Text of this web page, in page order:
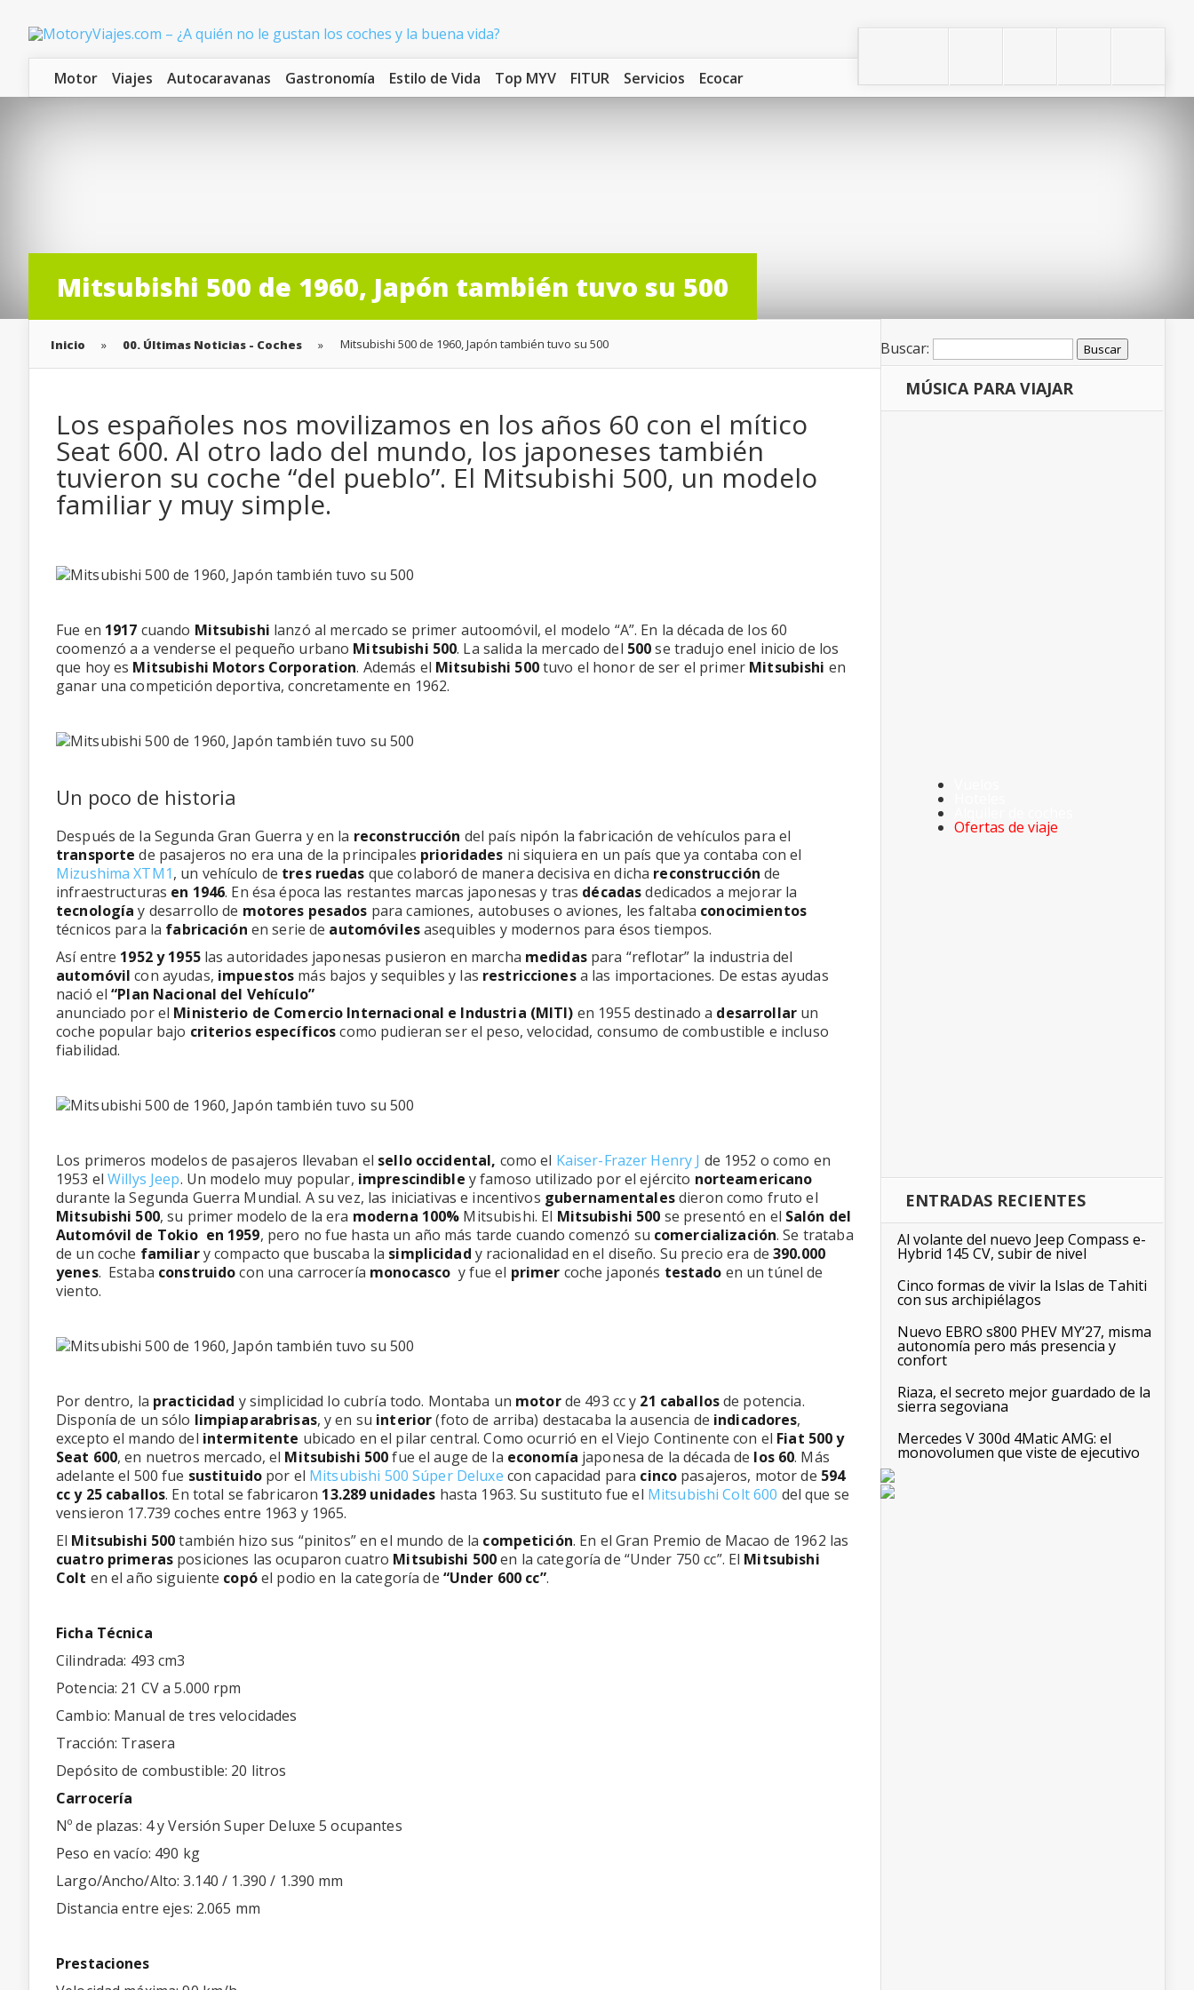
Motor Viajes Autocaravanas Gastronomía Estilo de Vida Top MYV FITUR Servicios Ecocar
Mitsubishi 500 de 1960, Japón también tuvo su 500
Inicio » 00. Últimas Noticias - Coches » Mitsubishi 500 de 1960, Japón también tuvo su 500
Los españoles nos movilizamos en los años 60 con el mítico
Seat 600. Al otro lado del mundo, los japoneses también
tuvieron su coche “del pueblo”. El Mitsubishi 500, un modelo
familiar y muy simple.
Fue en 1917 cuando Mitsubishi lanzó al mercado se primer autoomóvil, el modelo “A”. En la década de los 60
coomenzó a a venderse el pequeño urbano Mitsubishi 500. La salida la mercado del 500se tradujo enel inicio de los
que hoy es Mitsubishi Motors Corporation. Además el Mitsubishi 500tuvo el honor de ser el primer Mitsubishi en
ganar una competición deportiva, concretamente en 1962.
Un poco de historia
Después de la Segunda Gran Guerra y en la reconstrucción del país nipón la fabricación de vehículos para el
transporte de pasajeros no era una de la principales prioridades ni siquiera en un país que ya contaba con el
Mizushima XTM1, un vehículo de tres ruedas que colaboró de manera decisiva en dicha reconstrucción de
infraestructuras en 1946. En ésa época las restantes marcas japonesas y tras décadasdedicados a mejorar la
tecnología y desarrollo de motores pesados para camiones, autobuses o aviones, les faltaba conocimientos
técnicos para la fabricación en serie de automóvilesasequibles y modernos para ésos tiempos.
Así entre 1952 y 1955las autoridades japonesas pusieron en marcha medidaspara “reflotar” la industria del
automóvil con ayudas, impuestos más bajos y sequibles y las restriccionesa las importaciones. De estas ayudas
nació el“Plan Nacional del Vehículo”
anunciado por el Ministerio de Comercio Internacional e Industria (MITI) en 1955 destinado a desarrollarun
coche popular bajo criterios específicoscomo pudieran ser el peso, velocidad, consumo de combustible e incluso
fiabilidad.
Los primeros modelos de pasajeros llevaban el sello occidental, como el Kaiser-Frazer Henry J de 1952 o como en
1953 elWillys Jeep. Un modelo muy popular, imprescindible y famoso utilizado por el ejército norteamericano
durante la Segunda Guerra Mundial. A su vez, las iniciativas e incentivos gubernamentalesdieron como fruto el
Mitsubishi 500, su primer modelo de la era moderna 100% Mitsubishi. El Mitsubishi 500 se presentó en el Salón del
Automóvil de Tokio en 1959, pero no fue hasta un año más tarde cuando comenzó su comercialización. Se trataba
de un coche familiary compacto que buscaba la simplicidad y racionalidad en el diseño. Su precio era de 390.000
yenes. Estaba construidocon una carrocería monocasco y fue el primer coche japonés testado en un túnel de
viento.
Por dentro, la practicidad y simplicidad lo cubría todo. Montaba un motorde 493 cc y 21 caballosde potencia.
Disponía de un sólo limpiaparabrisas, y en su interior(foto de arriba) destacaba la ausencia de indicadores,
excepto el mando del intermitente ubicado en el pilar central. Como ocurrió en el Viejo Continente con el Fiat 500 y
Seat 600, en nuetros mercado, el Mitsubishi 500fue el auge de la economía japonesa de la década de los 60. Más
adelante el 500 fue sustituido por el Mitsubishi 500 Súper Deluxe con capacidad para cinco pasajeros, motor de 594
cc y 25 caballos. En total se fabricaron 13.289 unidades hasta 1963. Su sustituto fue el Mitsubishi Colt 600 del que se
vensieron 17.739 coches entre 1963 y 1965.
El Mitsubishi 500también hizo sus “pinitos” en el mundo de la competición. En el Gran Premio de Macao de 1962 las
cuatro primeras posiciones las ocuparon cuatro Mitsubishi 500en la categoría de “Under 750 cc”. El Mitsubishi
Colt en el año siguiente copóel podio en la categoría de “Under 600 cc”.
Ficha Técnica
Cilindrada: 493 cm3
Potencia: 21 CV a 5.000 rpm
Cambio: Manual de tres velocidades
Tracción: Trasera
Depósito de combustible: 20 litros
Carrocería
Nº de plazas: 4 y Versión Super Deluxe 5 ocupantes
Peso en vacío: 490 kg
Largo/Ancho/Alto: 3.140 / 1.390 / 1.390 mm
Distancia entre ejes: 2.065 mm
Prestaciones
Buscar:
MÚSICA PARA VIAJAR
Ofertas de viaje
ENTRADAS RECIENTES
Al volante del nuevo Jeep Compass e-
Hybrid 145 CV, subir de nivel
Cinco formas de vivir la Islas de Tahiti
con sus archipiélagos
Nuevo EBRO s800 PHEV MY’27, misma
autonomía pero más presencia y
confort
Riaza, el secreto mejor guardado de la
sierra segoviana
Mercedes V 300d 4Matic AMG: el
monovolumen que viste de ejecutivo